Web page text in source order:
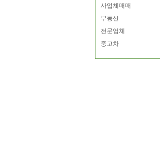
사업체매매
부동산
전문업체
중고차